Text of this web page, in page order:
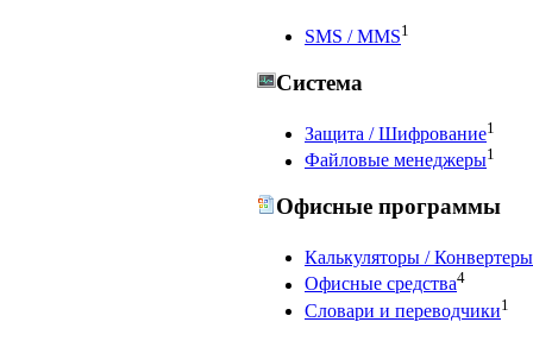
SMS / MMS1
Система
Защита / Шифрование1
Файловые менеджеры1
Офисные программы
Калькуляторы / Конвертеры
Офисные средства4
Словари и переводчики1